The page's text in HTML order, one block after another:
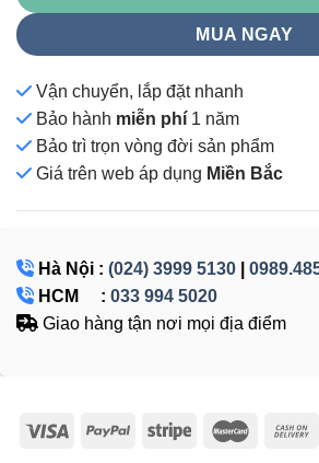
MUA NGAY
Vận chuyển, lắp đặt nhanh
Bảo hành miễn phí 1 năm
Bảo trì trọn vòng đời sản phẩm
Giá trên web áp dụng Miền Bắc
Hà Nội : (024) 3999 5130
HCM : 033 994 5020
Giao hàng tận nơi mọi địa điểm